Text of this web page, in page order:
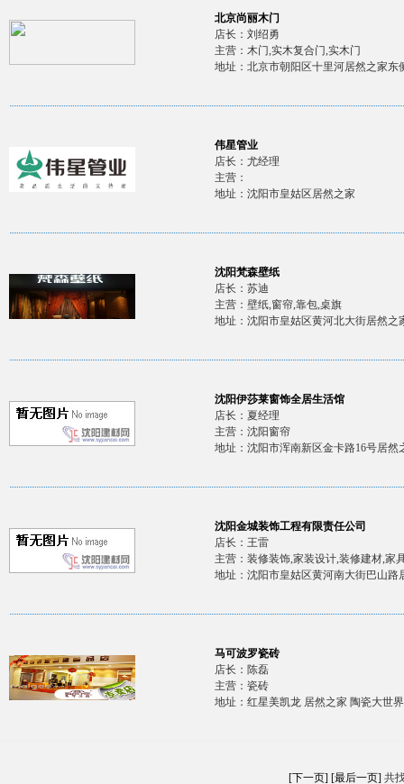
北京尚丽木门
店长：刘绍勇
主营：木门,实木复合门,实木门
地址：北京市朝阳区十里河居然之家东
伟星管业
店长：尤经理
主营：
地址：沈阳市皇姑区居然之家
沈阳梵森壁纸
店长：苏迪
主营：壁纸,窗帘,靠包,桌旗
地址：沈阳市皇姑区黄河北大街居然之
沈阳伊莎莱窗饰全居生活馆
店长：夏经理
主营：沈阳窗帘
地址：沈阳市浑南新区金卡路16号居然
沈阳金城装饰工程有限责任公司
店长：王雷
主营：装修装饰,家装设计,装修建材,家
地址：沈阳市皇姑区黄河南大街巴山路
马可波罗瓷砖
店长：陈磊
主营：瓷砖
地址：红星美凯龙 居然之家 陶瓷大世界
[下一页] [最后一页] 共